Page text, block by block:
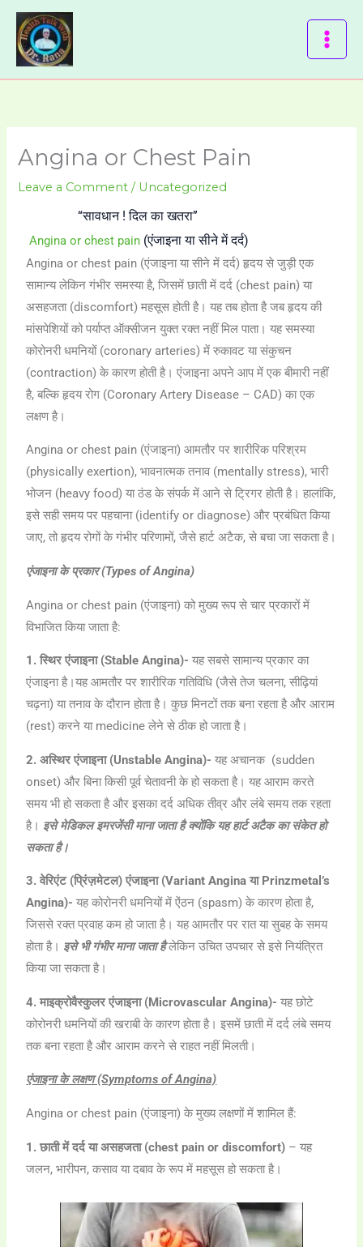
Skip
content
Angina or Chest Pain
Leave a Comment / Uncategorized
“सावधान ! दिल का खतरा”
Angina or chest pain (एंजाइना या सीने में दर्द)
Angina or chest pain (एंजाइना या सीने में दर्द) हृदय से जुड़ी एक
सामान्य लेकिन गंभीर समस्या है, जिसमें छाती में दर्द (chest pain) या
असहजता (discomfort) महसूस होती है। यह तब होता है जब हृदय की
मांसपेशियों को पर्याप्त ऑक्सीजन युक्त रक्त नहीं मिल पाता। यह समस्या
कोरोनरी धमनियों (coronary arteries) में रुकावट या संकुचन
(contraction) के कारण होती है। एंजाइना अपने आप में एक बीमारी नहीं
है, बल्कि हृदय रोग (Coronary Artery Disease – CAD) का एक
लक्षण है।
Angina or chest pain (एंजाइना) आमतौर पर शारीरिक परिश्रम
(physically exertion), भावनात्मक तनाव (mentally stress), भारी
भोजन (heavy food) या ठंड के संपर्क में आने से ट्रिगर होती है। हालांकि,
इसे सही समय पर पहचाना (identify or diagnose) और प्रबंधित किया
जाए, तो हृदय रोगों के गंभीर परिणामों, जैसे हार्ट अटैक, से बचा जा सकता है।
एंजाइना के प्रकार (Types of Angina)
Angina or chest pain (एंजाइना) को मुख्य रूप से चार प्रकारों में
विभाजित किया जाता है:
1. स्थिर एंजाइना (Stable Angina)-यह सबसे सामान्य प्रकार का
एंजाइना है।यह आमतौर पर शारीरिक गतिविधि (जैसे तेज चलना, सीढ़ियां
चढ़ना) या तनाव के दौरान होता है। कुछ मिनटों तक बना रहता है और आराम
(rest) करने या medicine लेने से ठीक हो जाता है।
2. अस्थिर एंजाइना (Unstable Angina)-यह अचानक (sudden
onset) और बिना किसी पूर्व चेतावनी के हो सकता है। यह आराम करते
समय भी हो सकता है और इसका दर्द अधिक तीव्र और लंबे समय तक रहता
है। इसे मेडिकल इमरजेंसी माना जाता है क्योंकि यह हार्ट अटैक का संकेत हो
सकता है।
3. वेरिएंट (प्रिंज़मेटल) एंजाइना (Variant Angina या Prinzmetal’s
Angina)-यह कोरोनरी धमनियों में ऐंठन (spasm) के कारण होता है,
जिससे रक्त प्रवाह कम हो जाता है। यह आमतौर पर रात या सुबह के समय
होता है। इसे भी गंभीर माना जाता है लेकिन उचित उपचार से इसे नियंत्रित
किया जा सकता है।
4. माइक्रोवैस्कुलर एंजाइना (Microvascular Angina)-यह छोटे
कोरोनरी धमनियों की खराबी के कारण होता है। इसमें छाती में दर्द लंबे समय
तक बना रहता है और आराम करने से राहत नहीं मिलती।
एंजाइना के लक्षण (Symptoms of Angina)
Angina or chest pain (एंजाइना) के मुख्य लक्षणों में शामिल हैं:
1. छाती में दर्द या असहजता (chest pain or discomfort) – यह
जलन, भारीपन, कसाव या दबाव के रूप में महसूस हो सकता है।